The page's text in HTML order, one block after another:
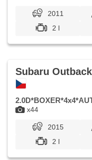
2011
2 l
x44
Subaru Outback
2015
2 l